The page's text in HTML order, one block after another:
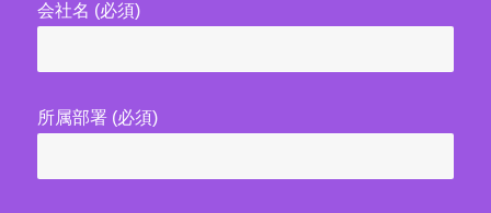
会社名 (必須)
所属部署 (必須)